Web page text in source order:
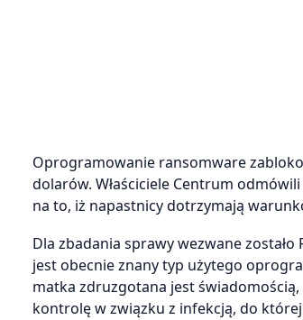
Oprogramowanie ransomware
dolarów. Właściciele Centrum
na to, iż napastnicy dotrzymają
Dla zbadania sprawy wezwane
jest obecnie znany typ użytego
matka zdruzgotana jest
kontrolę w związku z infekcją, do